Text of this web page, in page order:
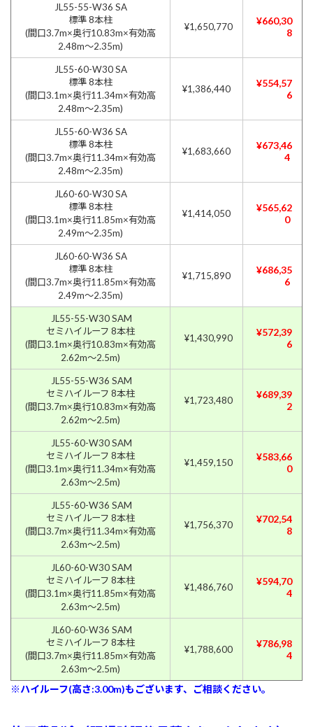
JL55-55-W36 SA
標準 8本柱
(間口3.7m×奥行10.83m×有効高
2.48m〜2.35m)
¥1,650,770
¥660,30
8
JL55-60-W30 SA
標準 8本柱
(間口3.1m×奥行11.34m×有効高
2.48m〜2.35m)
¥1,386,440
¥554,57
6
JL55-60-W36 SA
標準 8本柱
(間口3.7m×奥行11.34m×有効高
2.48m〜2.35m)
¥1,683,660
¥673,46
4
JL60-60-W30 SA
標準 8本柱
(間口3.1m×奥行11.85m×有効高
2.49m〜2.35m)
¥1,414,050
¥565,62
0
JL60-60-W36 SA
標準 8本柱
(間口3.7m×奥行11.85m×有効高
2.49m〜2.35m)
¥1,715,890
¥686,35
6
JL55-55-W30 SAM
セミハイルーフ 8本柱
(間口3.1m×奥行10.83m×有効高
2.62m〜2.5m)
¥1,430,990
¥572,39
6
JL55-55-W36 SAM
セミハイルーフ 8本柱
(間口3.7m×奥行10.83m×有効高
2.62m〜2.5m)
¥1,723,480
¥689,39
2
JL55-60-W30 SAM
セミハイルーフ 8本柱
(間口3.1m×奥行11.34m×有効高
2.63m〜2.5m)
¥1,459,150
¥583,66
0
JL55-60-W36 SAM
セミハイルーフ 8本柱
(間口3.7m×奥行11.34m×有効高
2.63m〜2.5m)
¥1,756,370
¥702,54
8
JL60-60-W30 SAM
セミハイルーフ 8本柱
(間口3.1m×奥行11.85m×有効高
2.63m〜2.5m)
¥1,486,760
¥594,70
4
JL60-60-W36 SAM
セミハイルーフ 8本柱
(間口3.7m×奥行11.85m×有効高
2.63m〜2.5m)
¥1,788,600
¥786,98
4
※ハイルーフ(高さ:3.00m)もございます、ご相談ください。